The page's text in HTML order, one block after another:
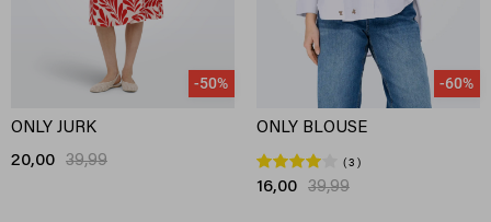
-50%
ONLY JURK
20,00 39,99
-60%
ONLY BLOUSE
3
16,00 39,99